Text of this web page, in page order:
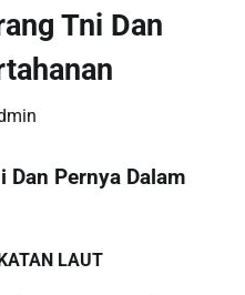
Tni Dan
Dan Pernya Dalam
LAUT